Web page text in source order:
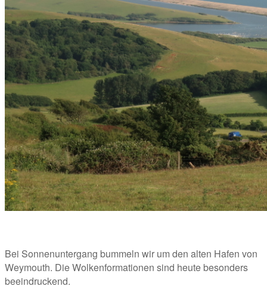
Bei Sonnenuntergang bummeln wir um den alten Hafen von
Weymouth. Die Wolkenformationen sind heute besonders
beeindruckend.